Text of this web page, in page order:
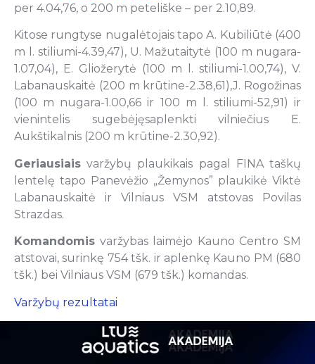
per 4.04,76, o 200 m peteliške – per 2.10,89.
Kitose rungtyse nugalėtojais tapo A. Kubiliūtė (400
m l. stiliumi-4.39,47), U. Mažutaitytė (100 m nugara-
1.07,04), E. Gliožerytė (100 m l. stiliumi-1.00,74), V.
Labanauskaitė (200 m krūtine-2.38,61),J. Rogožinas
(100 m nugara-1.00,66 ir 100 m l. stiliumi-52,91) ir
vienintelis sugebėjęsaplenkti vilniečius E.
Aukštikalnis (200 m krūtine-2.30,92).
Geriausiais varžybų plaukikais pagal FINA taškų
lentelę tapo Panevėžio „Žemynos” plaukikė Viktė
Labanauskaitė ir Vilniaus VSM atstovas Povilas
Strazdas.
Komandomis varžybas laimėjo Kauno Centro SM
atstovai, surinkę 754 tšk. ir aplenkę Kauno PM (680
tšk.) bei Vilniaus VSM (679 tšk.) komandas.
Varžybų rezultatai